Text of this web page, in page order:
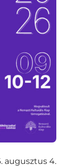
augusztus 4.